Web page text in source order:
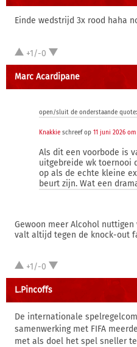
Einde wedstrijd 3x rood haha
+1/-0
Marc Acardipane
open/sluit de onderstaande quote:
Knakkie schreef op 11 juni 2026 om
Als dit een voorbode is
uitgebreide wk toernooi
op als de echte kleine
beurt zijn. Wat een
Gewoon meer Alcohol
valt altijd tegen de knock-out
+1/-0
L.Pincoffs
De internationale
samenwerking met FIFA
met als doel het spel sneller